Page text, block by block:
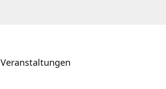
Veranstaltungen